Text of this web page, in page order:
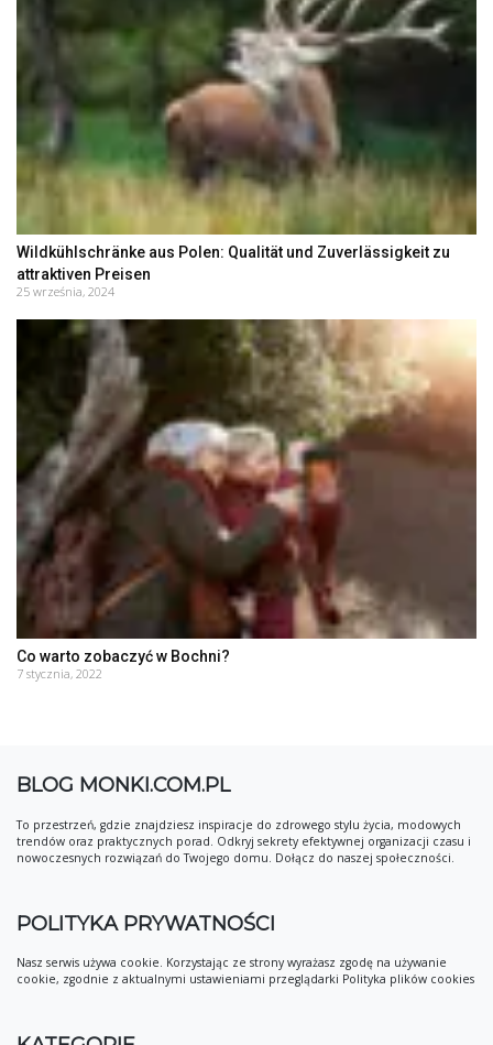
Wildkühlschränke aus Polen: Qualität und Zuverlässigkeit zu
attraktiven Preisen
25 września, 2024
Co warto zobaczyć w Bochni?
7 stycznia, 2022
BLOG MONKI.COM.PL
To przestrzeń, gdzie znajdziesz inspiracje do zdrowego stylu życia, modowych
trendów oraz praktycznych porad. Odkryj sekrety efektywnej organizacji czasu i
nowoczesnych rozwiązań do Twojego domu. Dołącz do naszej społeczności.
POLITYKA PRYWATNOŚCI
Nasz serwis używa cookie. Korzystając ze strony wyrażasz zgodę na używanie
cookie, zgodnie z aktualnymi ustawieniami przeglądarki Polityka plików cookies